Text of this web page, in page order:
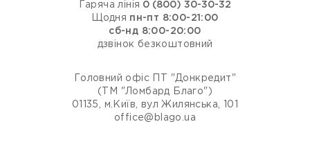
Гаряча лінія 0 (800) 30-30-32
Щодня пн-пт 8:00-21:00
сб-нд 8:00-20:00
дзвінок безкоштовний
Головний офіс ПТ "Донкредит"
(ТМ "Ломбард Благо")
01135, м.Київ, вул Жилянська, 101
office@blago.ua